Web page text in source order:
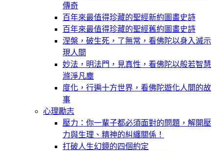
傳奇
百年來最值得珍藏的聖經新約圖畫史詩
百年來最值得珍藏的聖經舊約圖畫史詩
涅槃，破生死，了無常，看佛陀以身入滅示
現人間
妙法，明法門，見真性，看佛陀以般若智慧
滌淨凡塵
度化，行遍十方世界，看佛陀遊化人間的故
事
心理勵志
壓力：你一輩子都必須面對的問題，解開壓
力與生理、精神的糾纏關係！
打破人生幻鏡的四個約定